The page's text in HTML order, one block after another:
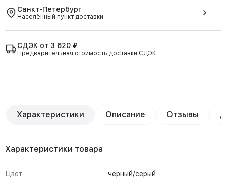
Санкт-Петербург
Населённый пункт доставки
СДЭК от 3 620 ₽
Предварительная стоимость доставки СДЭК
Характеристики Описание Отзывы
Характеристики товара
Цвет черный/серый